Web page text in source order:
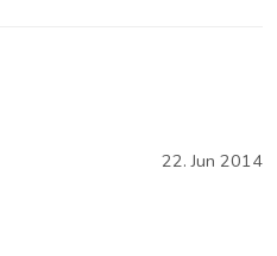
22. Jun 2014